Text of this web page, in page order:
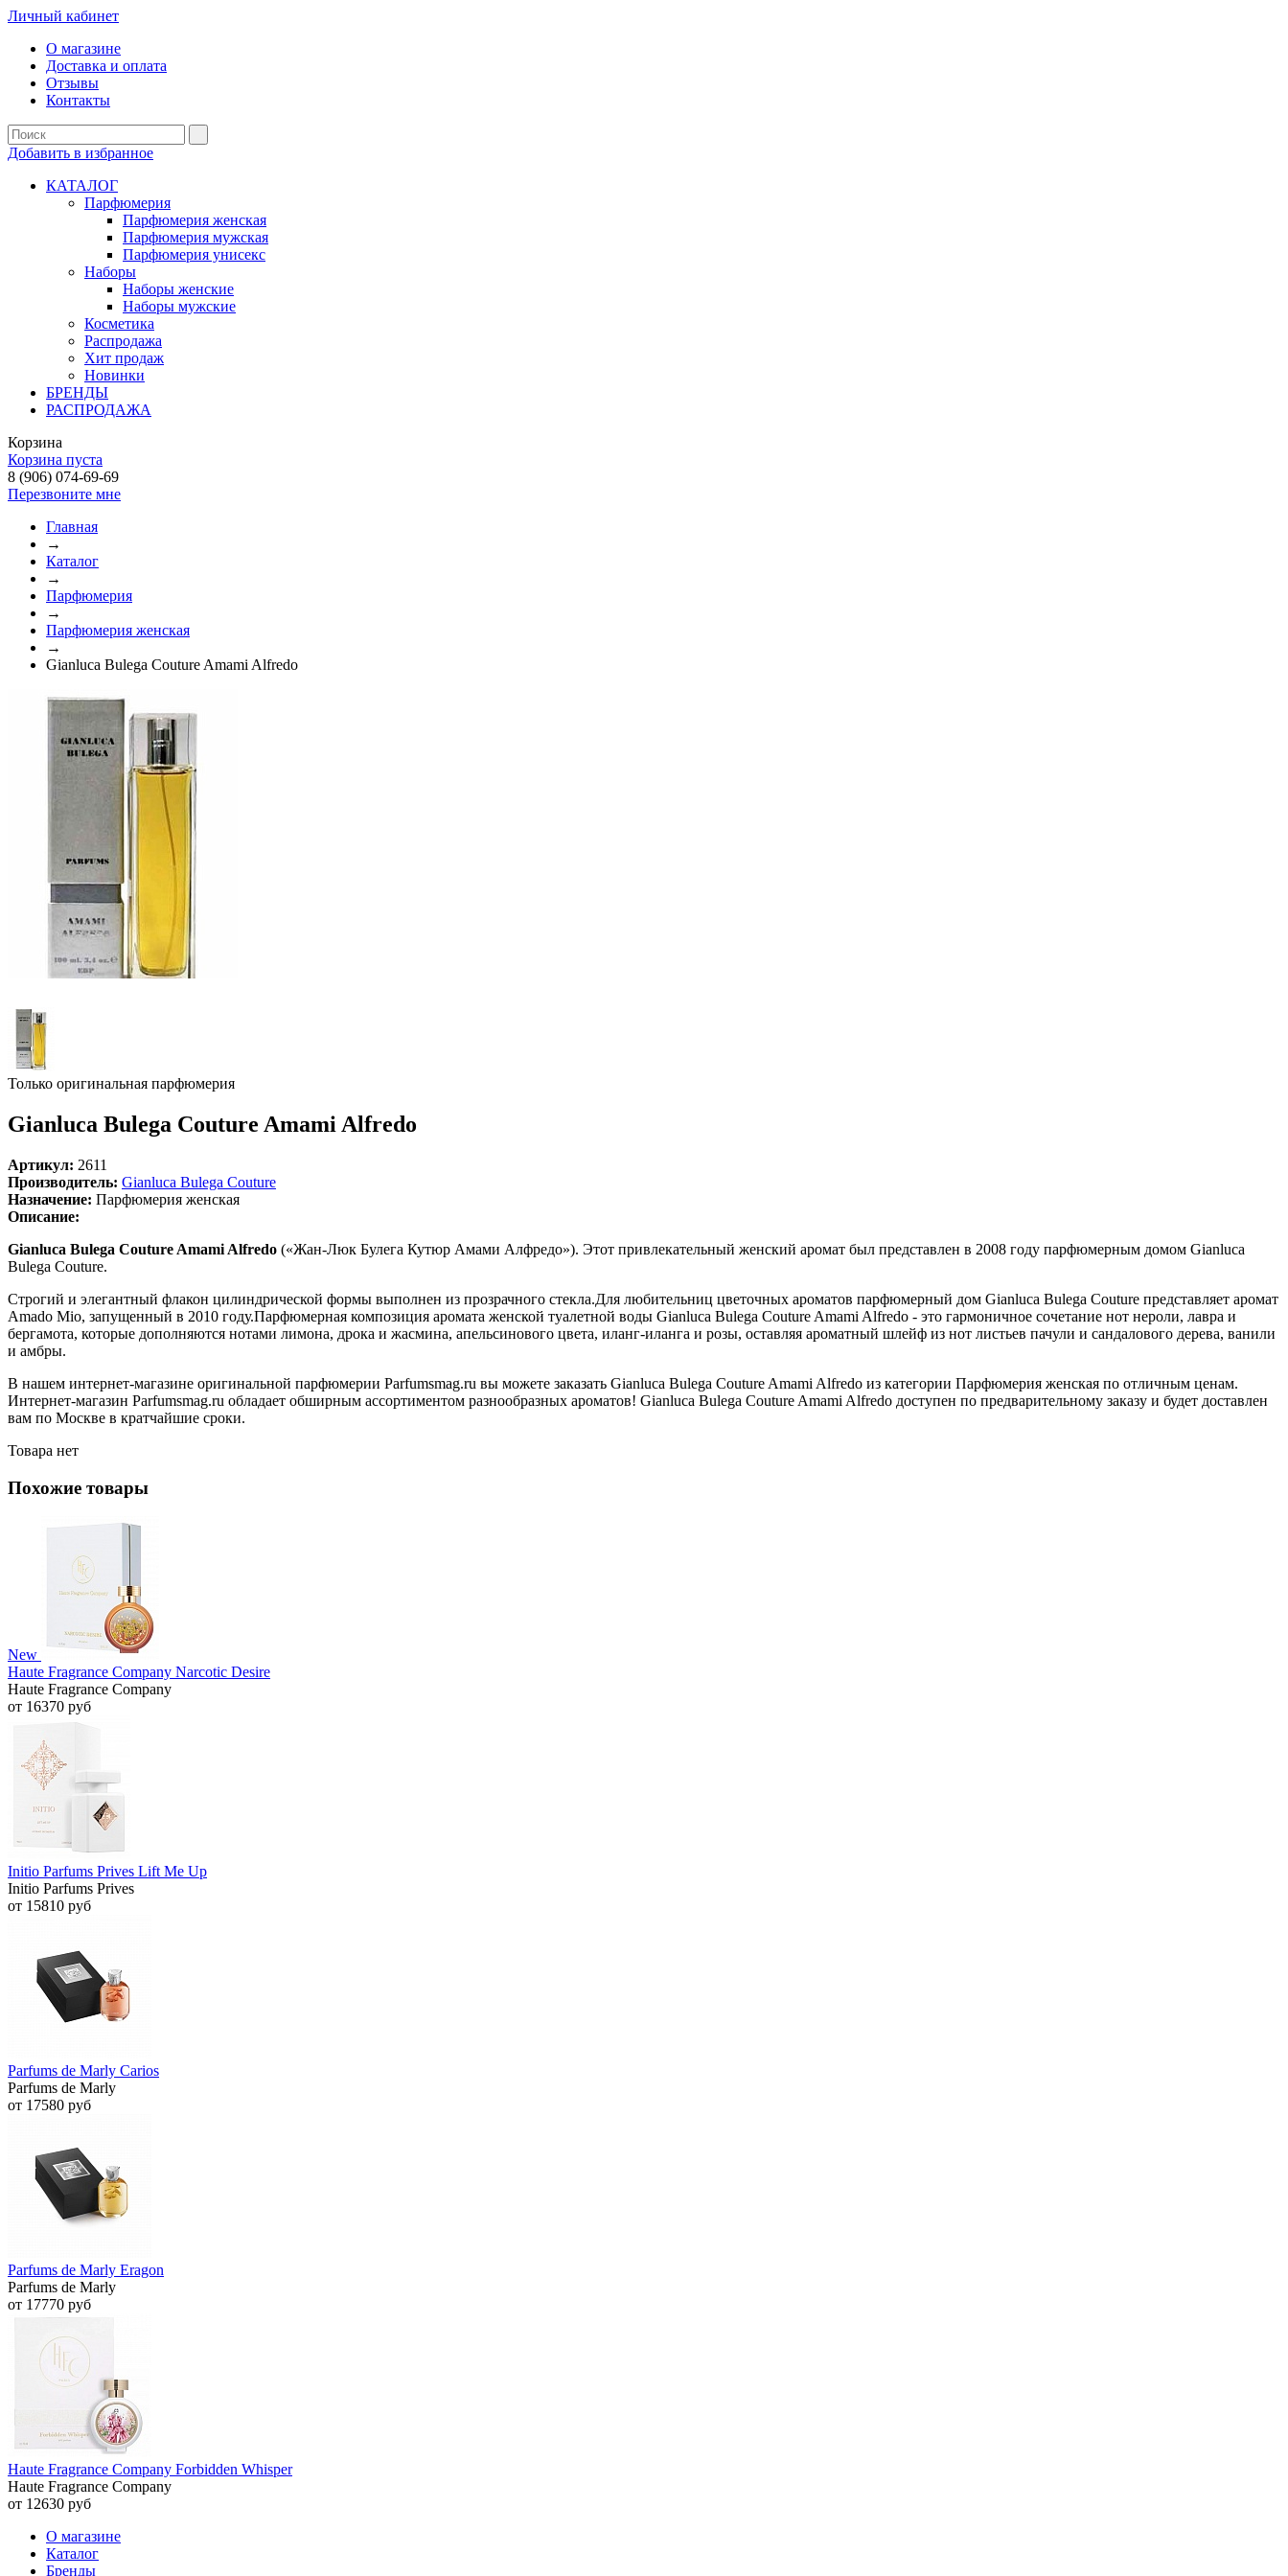
Личный кабинет
О магазине
Доставка и оплата
Отзывы
Контакты
Добавить в избранное
КАТАЛОГ
Парфюмерия
Парфюмерия женская
Парфюмерия мужская
Парфюмерия унисекс
Наборы
Наборы женские
Наборы мужские
Косметика
Распродажа
Хит продаж
Новинки
БРЕНДЫ
РАСПРОДАЖА
Корзина
Корзина пуста
8 (906) 074-69-69
Перезвоните мне
Главная
→
Каталог
→
Парфюмерия
→
Парфюмерия женская
→
Gianluca Bulega Couture Amami Alfredo
Только оригинальная парфюмерия
Gianluca Bulega Couture Amami Alfredo
Артикул: 2611
Производитель: Gianluca Bulega Couture
Назначение: Парфюмерия женская
Описание:
Gianluca Bulega Couture Amami Alfredo («Жан-Люк Булега Кутюр Амами Алфредо»). Этот привлекательный женский аромат был представлен в 2008 году парфюмерным домом Gianluca
Bulega Couture.
Строгий и элегантный флакон цилиндрической формы выполнен из прозрачного стекла.Для любительниц цветочных ароматов парфюмерный дом Gianluca Bulega Couture представляет аромат
Amado Mio, запущенный в 2010 году.Парфюмерная композиция аромата женской туалетной воды Gianluca Bulega Couture Amami Alfredo - это гармоничное сочетание нот нероли, лавра и
бергамота, которые дополняются нотами лимона, дрока и жасмина, апельсинового цвета, иланг-иланга и розы, оставляя ароматный шлейф из нот листьев пачули и сандалового дерева, ванили
и амбры.
В нашем интернет-магазине оригинальной парфюмерии Parfumsmag.ru вы можете заказать Gianluca Bulega Couture Amami Alfredo из категории Парфюмерия женская по отличным ценам.
Интернет-магазин Parfumsmag.ru обладает обширным ассортиментом разнообразных ароматов! Gianluca Bulega Couture Amami Alfredo доступен по предварительному заказу и будет доставлен
вам по Москве в кратчайшие сроки.
Товара нет
Похожие товары
New
Haute Fragrance Company Narcotic Desire
Haute Fragrance Company
от 16370 руб
Initio Parfums Prives Lift Me Up
Initio Parfums Prives
от 15810 руб
Parfums de Marly Carios
Parfums de Marly
от 17580 руб
Parfums de Marly Eragon
Parfums de Marly
от 17770 руб
Haute Fragrance Company Forbidden Whisper
Haute Fragrance Company
от 12630 руб
О магазине
Каталог
Бренды